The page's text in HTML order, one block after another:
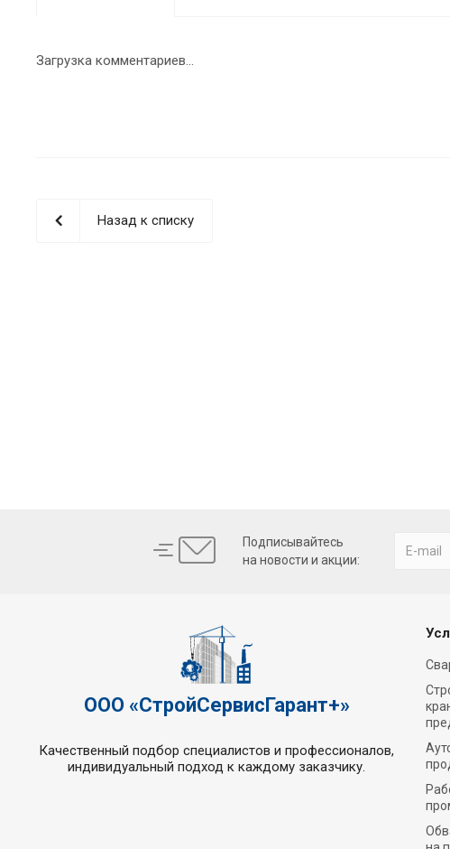
Загрузка комментариев...
Назад к списку
Подписывайтесь
на новости и акции:
ООО «СтройСервисГарант+»
Качественный подбор специалистов и профессионалов,
индивидуальный подход к каждому заказчику.